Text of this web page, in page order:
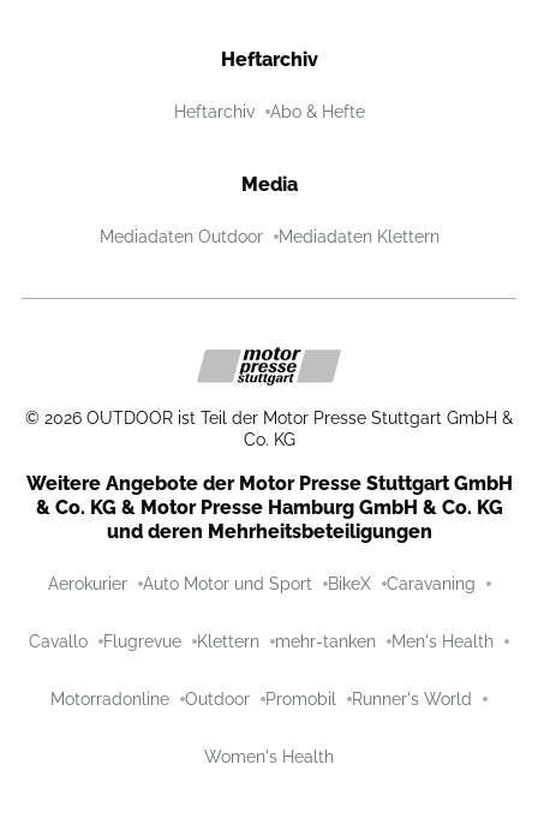
Heftarchiv
Heftarchiv Abo & Hefte
Media
Mediadaten Outdoor Mediadaten Klettern
© 2026 OUTDOOR ist Teil der Motor Presse Stuttgart GmbH &
Co. KG
Weitere Angebote der Motor Presse Stuttgart GmbH
& Co. KG & Motor Presse Hamburg GmbH & Co. KG
und deren Mehrheitsbeteiligungen
Aerokurier Auto Motor und Sport BikeX Caravaning
Cavallo Flugrevue Klettern mehr-tanken Men's Health
Motorradonline Outdoor Promobil Runner's World
Women's Health